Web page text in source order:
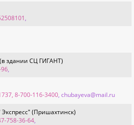
,
здании СЦ ГИГАНТ)
,
8-700-116-3400, chubayeva@mail.ru
(Пришахтинск)
758-36-64,